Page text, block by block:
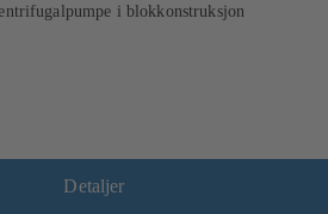
i blokkonstruksjon
Detaljer